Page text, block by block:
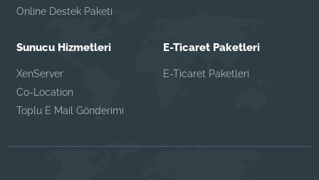
Online Destek Paketi
Sunucu Hizmetleri
XenServer
Co-Location
Toplu E Mail Gönderimi
E-Ticaret Paketleri
E-Ticaret Paketleri